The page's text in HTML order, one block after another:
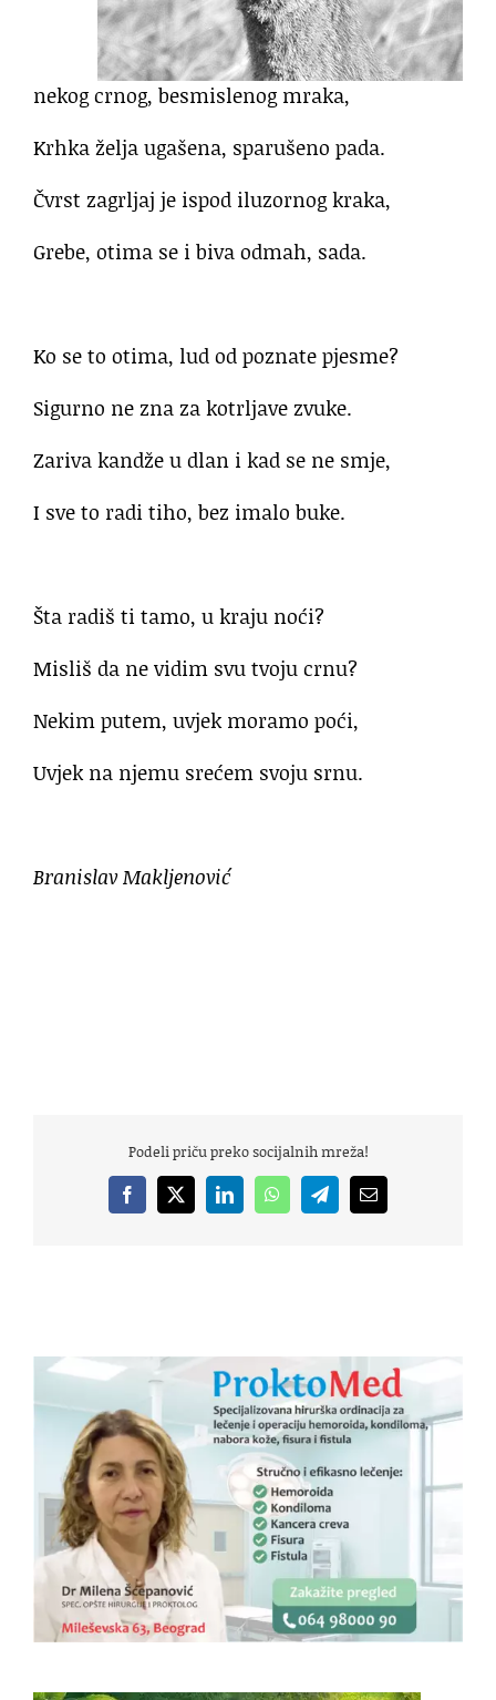
nekog crnog, besmislenog mraka,
Krhka želja ugašena, sparušeno pada.
Čvrst zagrljaj je ispod iluzornog kraka,
Grebe, otima se i biva odmah, sada.
Ko se to otima, lud od poznate pjesme?
Sigurno ne zna za kotrljave zvuke.
Zariva kandže u dlan i kad se ne smje,
I sve to radi tiho, bez imalo buke.
Šta radiš ti tamo, u kraju noći?
Misliš da ne vidim svu tvoju crnu?
Nekim putem, uvjek moramo poći,
Uvjek na njemu srećem svoju srnu.
Branislav Makljenović
Podeli priču preko socijalnih mreža!
Facebook
X LinkedInWhatsAppTelegramEmail